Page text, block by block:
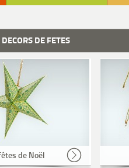
DE FETES
de Noël